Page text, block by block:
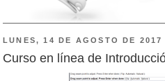
LUNES, 14 DE AGOSTO DE 2017
Curso en línea de